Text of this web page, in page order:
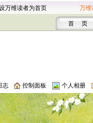
万维读者为首页 万维
首 页
志 控制面板 个人相册